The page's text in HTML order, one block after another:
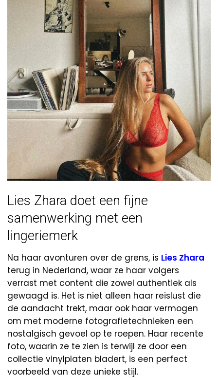
Lies Zhara doet een fijne
samenwerking met een
lingeriemerk
Na haar avonturen over de grens, is Lies Zhara
terug in Nederland, waar ze haar volgers
verrast met content die zowel authentiek als
gewaagd is. Het is niet alleen haar reislust die
de aandacht trekt, maar ook haar vermogen
om met moderne fotografietechnieken een
nostalgisch gevoel op te roepen. Haar recente
foto, waarin ze te zien is terwijl ze door een
collectie vinylplaten bladert, is een perfect
voorbeeld van deze unieke stijl.